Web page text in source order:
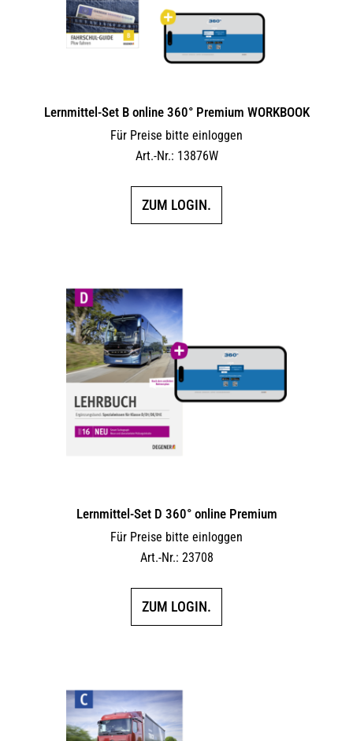
Lernmittel-Set B online 360° Premium WORKBOOK
Für Preise bitte einloggen
Art.-Nr.: 13876W
ZUM LOGIN.
Lernmittel-Set D 360° online Premium
Für Preise bitte einloggen
Art.-Nr.: 23708
ZUM LOGIN.